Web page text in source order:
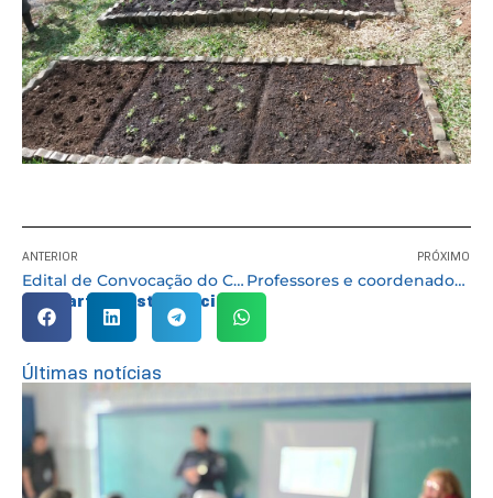
ANTERIOR
Edital de Convocação do Concurso Público nº 02/2017
PRÓXIMO
Professores e coordenadores participam de Formação “Trocando Saberes” voltada para a educação especial
Compartilhe esta notícia:
Últimas notícias